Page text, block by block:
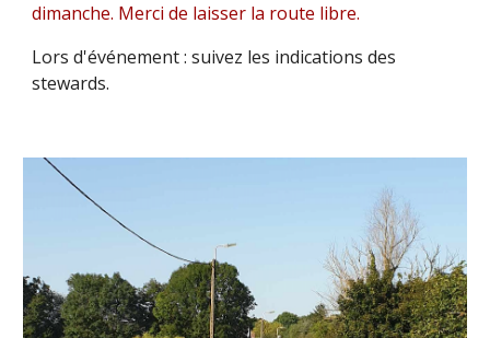
dimanche. Merci de laisser la route libre.
Lors d'événement : suivez les indications des
stewards.